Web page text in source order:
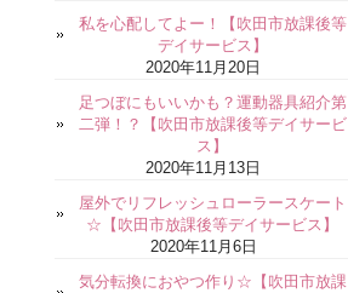
私を心配してよー！【吹田市放課後等
デイサービス】
2020年11月20日
足つぼにもいいかも？運動器具紹介第
二弾！？【吹田市放課後等デイサービ
ス】
2020年11月13日
屋外でリフレッシュローラースケート
☆【吹田市放課後等デイサービス】
2020年11月6日
気分転換におやつ作り☆【吹田市放課